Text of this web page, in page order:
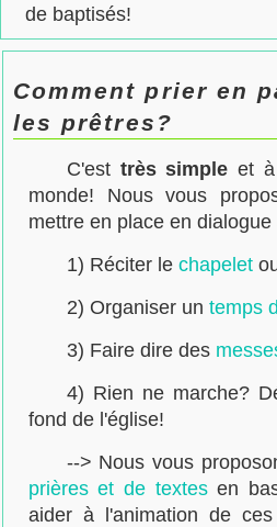
de baptisés!
Comment prier en
les prêtres?
C'est très simple et
monde! Nous vous
mettre en place en
1) Réciter le chapelet
2) Organiser un temps
3) Faire dire des
4) Rien ne marche?
fond de l'église!
--> Nous vous
prières et de textesen
aider à l'animation de